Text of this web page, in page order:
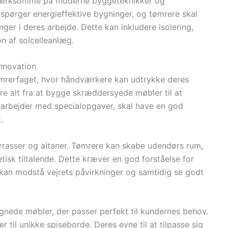
energieffektive bygninger, og tømrere skal
i deres arbejde. Dette kan inkludere isolering,
af solcelleanlæg.
hvor håndværkere kan udtrykke deres
alt fra at bygge skræddersyede møbler til at
med specialopgaver, skal have en god
og altaner. Tømrere kan skabe udendørs rum,
tiltalende. Dette kræver en god forståelse for
modstå vejrets påvirkninger og samtidig se godt
møbler, der passer perfekt til kundernes behov.
til unikke spiseborde. Deres evne til at tilpasse sig